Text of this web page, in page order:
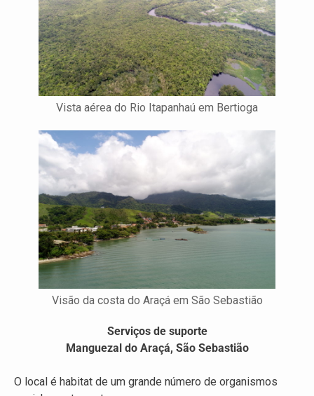
Vista aérea do Rio Itapanhaú em Bertioga
Visão da costa do Araçá em São Sebastião
Serviços de suporte
Manguezal do Araçá, São Sebastião
O local é habitat de um grande número de organismos